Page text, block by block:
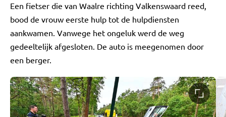
Een fietser die van Waalre richting Valkenswaard reed,
bood de vrouw eerste hulp tot de hulpdiensten
aankwamen. Vanwege het ongeluk werd de weg
gedeeltelijk afgesloten. De auto is meegenomen door
een berger.